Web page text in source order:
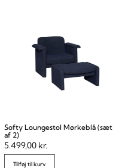
Softy Loungestol Mørkeblå (sæt
af 2)
5.499,00 kr.
Tilføj til kurv